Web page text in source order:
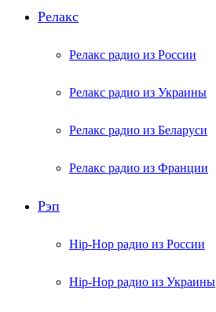
Релакс
Релакс радио из России
Релакс радио из Украины
Релакс радио из Беларуси
Релакс радио из Франции
Рэп
Hip-Hop радио из России
Hip-Hop радио из Украины